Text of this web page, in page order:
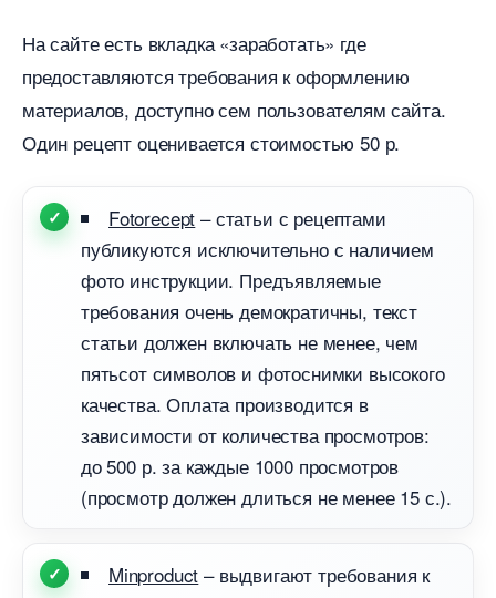
На сайте есть вкладка «заработать» где
предоставляются требования к оформлению
материалов, доступно сем пользователям сайта.
Один рецепт оценивается стоимостью 50 р.
Fotorecept – статьи с рецептами
публикуются исключительно с наличием
фото инструкции. Предъявляемые
требования очень демократичны, текст
статьи должен включать не менее, чем
пятьсот символов и фотоснимки высокого
качества. Оплата производится
зависимости от количества просмотров:
до 500 р. за каждые 1000 просмотро
(просмотр должен длиться не менее 15 с.).
Minproduct – выдвигают требования к